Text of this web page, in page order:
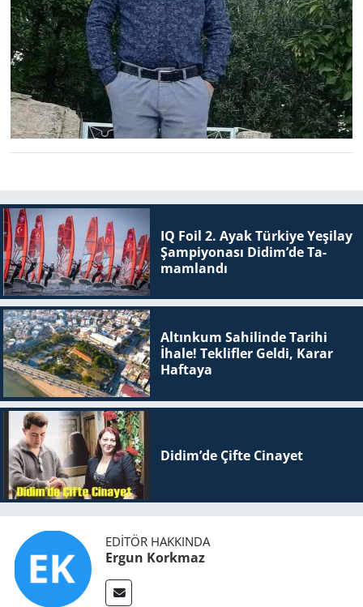
IQ Foil 2. Ayak Tür­ki­ye Ye­şi­lay
Şam­pi­yo­na­sı Didim’de Ta­
mam­lan­dı
Altınkum Sahilinde Tarihi
İhale! Teklifler Geldi, Karar
Haftaya
Didim’de Çifte Ci­na­yet
EDITÖR HAKKINDA
Ergun Korkmaz